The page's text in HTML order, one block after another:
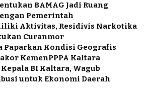
BAMAG Jadi Ruang
Pemerintah
Aktivitas, Residivis Narkotika
Curanmor
Paparkan Kondisi Geografis
KemenPPPA Kaltara
BI Kaltara, Wagub
untuk Ekonomi Daerah